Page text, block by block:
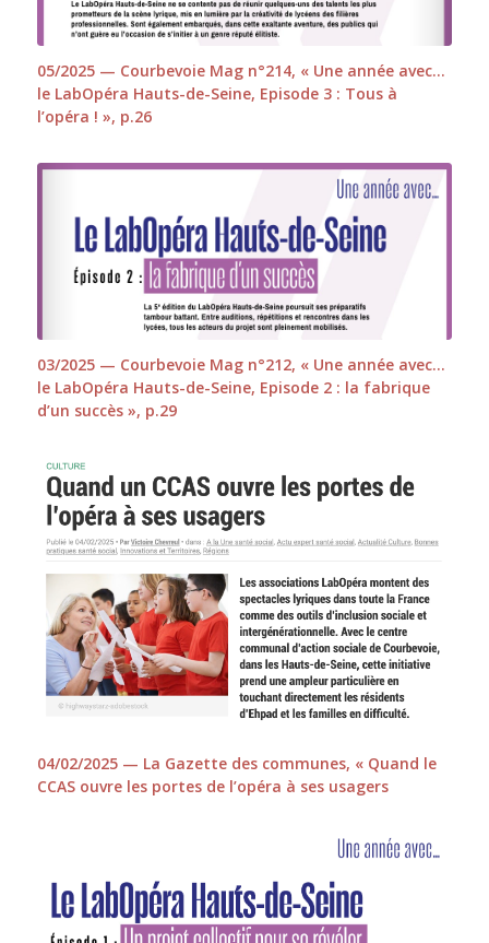
05/2025 — Courbevoie Mag n°214, « Une année avec…
le LabOpéra Hauts-de-Seine, Episode 3 : Tous à
l’opéra ! », p.26
03/2025 — Courbevoie Mag n°212, « Une année avec…
le LabOpéra Hauts-de-Seine, Episode 2 : la fabrique
d’un succès », p.29
04/02/2025 — La Gazette des communes, « Quand le
CCAS ouvre les portes de l’opéra à ses usagers